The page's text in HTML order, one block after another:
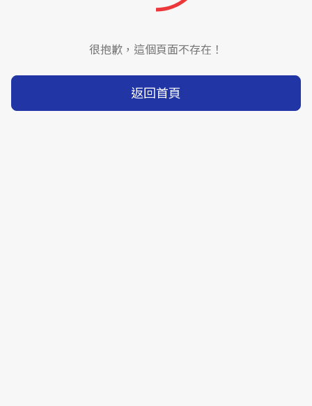
很抱歉，這個頁面不存在！
返回首頁